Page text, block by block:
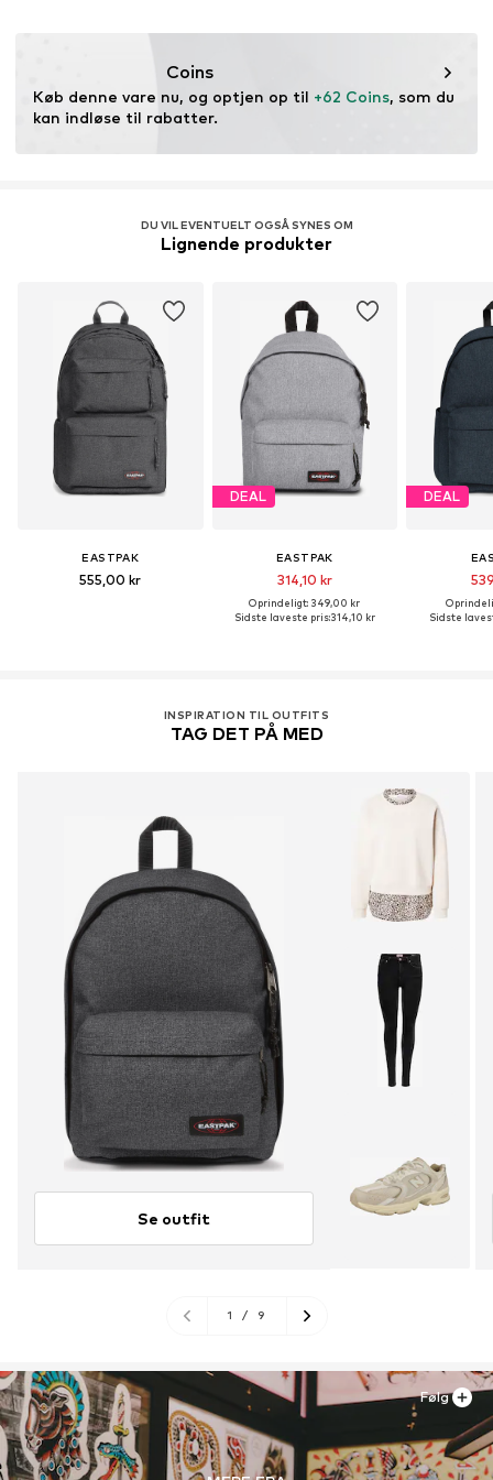
EST0083001000001
www.eastpak.com/de-de/contact
Coins
Køb denne vare nu, og optjen op til +62 Coins, som du
kan indløse til rabatter.
DU VIL EVENTUELT OGSÅ SYNES OM
Lignende produkter
EASTPAK
555,00 kr
DEAL
EASTPAK
314,10 kr
Oprindeligt: 349,00 kr
Sidste laveste pris:314,10 kr
DEAL
Sidste
INSPIRATION TIL OUTFITS
TAG DET PÅ MED
Se outfit
1 / 9
Følg